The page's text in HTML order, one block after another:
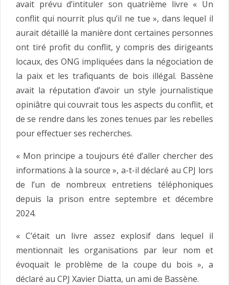
avait prévu d’intituler son quatrième livre « Un
conflit qui nourrit plus qu’il ne tue », dans lequel il
aurait détaillé la manière dont certaines personnes
ont tiré profit du conflit, y compris des dirigeants
locaux, des ONG impliquées dans la négociation de
la paix et les trafiquants de bois illégal. Bassène
avait la réputation d’avoir un style journalistique
opiniâtre qui couvrait tous les aspects du conflit, et
de se rendre dans les zones tenues par les rebelles
pour effectuer ses recherches.
« Mon principe a toujours été d’aller chercher des
informations à la source », a-t-il déclaré au CPJ lors
de l’un de nombreux entretiens téléphoniques
depuis la prison entre septembre et décembre
2024.
« C’était un livre assez explosif dans lequel il
mentionnait les organisations par leur nom et
évoquait le problème de la coupe du bois », a
déclaré au CPJ Xavier Diatta, un ami de Bassène.